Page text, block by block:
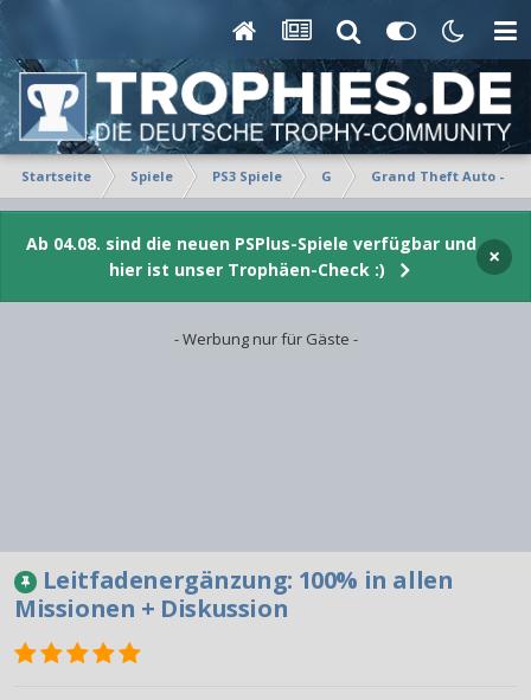
Startseite Spiele PS3 Spiele G Grand Theft Auto -
Ab 04.08. sind die neuen PSPlus-Spiele verfügbar und
hier ist unser Trophäen-Check :)
×
- Werbung nur für Gäste -
Leitfadenergänzung: 100% in allen
Missionen + Diskussion